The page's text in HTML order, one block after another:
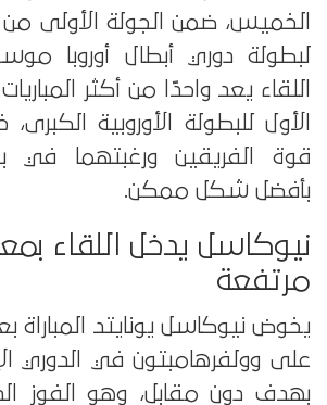
الخميس، ضمن الجولة الأولى
اللقاء يعد واحدًا من أكثر
الأول للبطولة الأوروبية
قوة الفريقين ورغبتهما في
بأفضل شكل ممكن.
نيوكاسل يدخل اللقاء
مرتفعة
يخوض نيوكاسل يونايتد
على وولفرهامبتون في الدوري
بهدف دون مقابل، وهو الفوز